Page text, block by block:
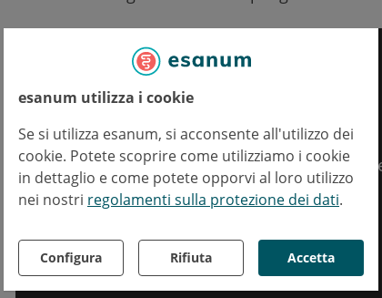
esanum utilizza i cookie
Se si utilizza esanum, si acconsente all'utilizzo dei
cookie. Potete scoprire come utilizziamo i cookie
in dettaglio e come potete opporvi al loro utilizzo
nei nostri regolamenti sulla protezione dei dati.
Configura Rifiuta Accetta